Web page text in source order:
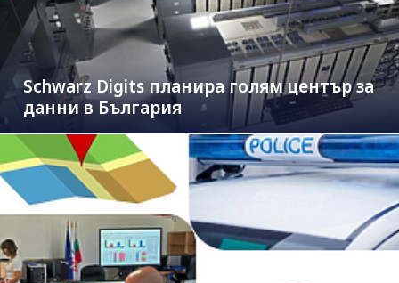
Schwarz Digits планира голям център за
данни в България